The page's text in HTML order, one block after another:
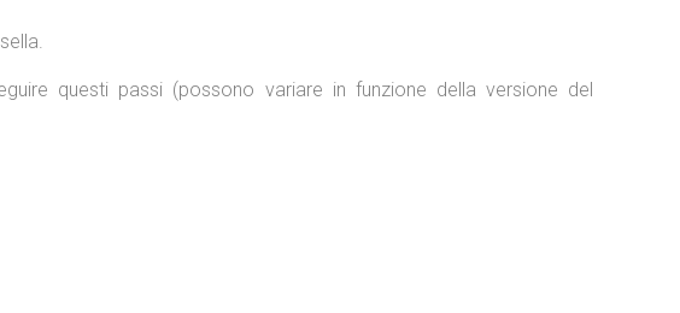
questi passi (possono variare in funzione della versione del